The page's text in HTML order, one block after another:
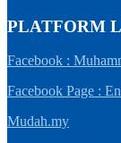
PLATFORM
Facebook :
Facebook Page :
Mudah.my